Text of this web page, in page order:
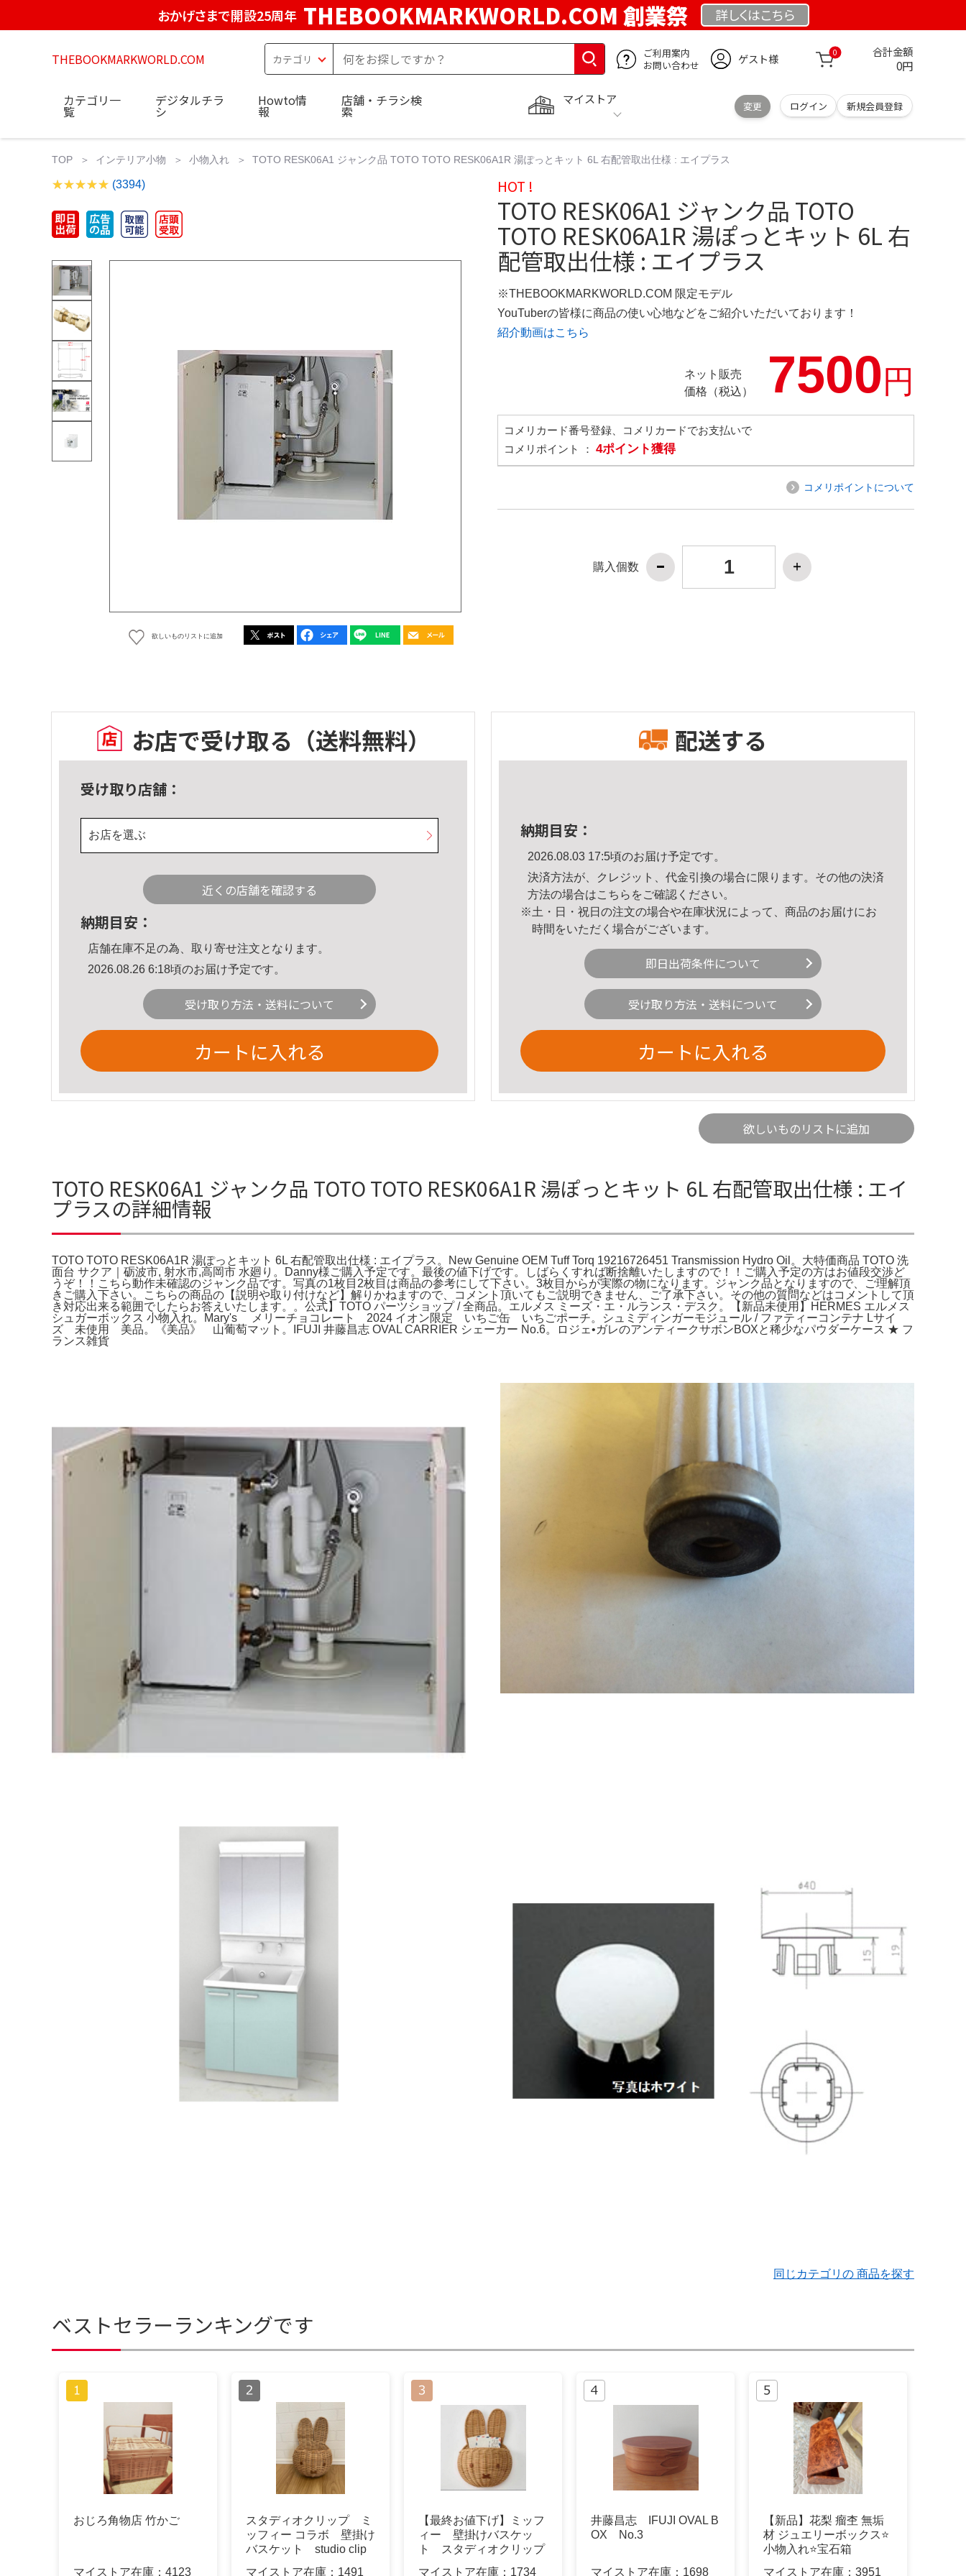
おかげさまで開設25周年 THEBOOKMARKWORLD.COM 創業祭 詳しくはこちら
THEBOOKMARKWORLD.COM
ご利用案内
お問い合わせ
ゲスト様 0 合計金額
0円
マイストア
変更 ログイン 新規会員登録
カテゴリ一
覧
デジタルチラ
シ
Howto情
報
店舗・チラシ検
索
TOP インテリア小物 小物入れ TOTO RESK06A1 ジャンク品 TOTO TOTO RESK06A1R 湯ぽっとキット 6L 右配管取出仕様 : エイプラス
(3394)
欲しいものリストに追加
HOT !
TOTO RESK06A1 ジャンク品 TOTO
TOTO RESK06A1R 湯ぽっとキット 6L 右
配管取出仕様 : エイプラス
※THEBOOKMARKWORLD.COM 限定モデル
YouTuberの皆様に商品の使い心地などをご紹介いただいております！
紹介動画はこちら
ネット販売
価格（税込）
7500円
コメリカード番号登録、コメリカードでお支払いで
コメリポイント ： 4ポイント獲得
コメリポイントについて
購入個数
お店で受け取る （送料無料）
受け取り店舗：
お店を選ぶ
近くの店舗を確認する
納期目安：
店舗在庫不足の為、取り寄せ注文となります。
2026.08.26 6:18頃のお届け予定です。
受け取り方法・送料について
カートに入れる
配送する
納期目安：
2026.08.03 17:5頃のお届け予定です。
決済方法が、クレジット、代金引換の場合に限ります。その他の決済
方法の場合はこちら をご確認ください。
※土・日・祝日の注文の場合や在庫状況によって、商品のお届けにお
時間をいただく場合がございます。
即日出荷条件について
受け取り方法・送料について
カートに入れる
欲しいものリストに追加
TOTO RESK06A1 ジャンク品 TOTO TOTO RESK06A1R 湯ぽっとキット 6L 右配管取出仕様 : エイ
プラスの詳細情報
TOTO TOTO RESK06A1R 湯ぽっとキット 6L 右配管取出仕様 : エイプラス。New Genuine OEM Tuff Torq 19216726451 Transmission Hydro Oil。大特価商品 TOTO 洗
面台 サクア｜砺波市, 射水市,高岡市 水廻り。Danny様ご購入予定です。最後の値下げです。しばらくすれば断捨離いたしますので！！ご購入予定の方はお値段交渉ど
うぞ！！こちら動作未確認のジャンク品です。写真の1枚目2枚目は商品の参考にして下さい。3枚目からが実際の物になります。ジャンク品となりますので、ご理解頂
きご購入下さい。こちらの商品の【説明や取り付けなど】解りかねますので、コメント頂いてもご説明できません、ご了承下さい。その他の質問などはコメントして頂
き対応出来る範囲でしたらお答えいたします。。公式】TOTO パーツショップ / 全商品。エルメス ミーズ・エ・ルランス・デスク。【新品未使用】HERMES エルメス
シュガーボックス 小物入れ。Mary's メリーチョコレート 2024 イオン限定 いちご缶 いちごポーチ。シュミディンガーモジュール / ファティーコンテナ Lサイ
ズ 未使用 美品。《美品》 山葡萄マット。IFUJI 井藤昌志 OVAL CARRIER シェーカー No.6。ロジェ•ガレのアンティークサボンBOXと稀少なパウダーケース ★ フ
ランス雑貨
同じカテゴリの 商品を探す
ベストセラーランキングです
おじろ角物店 竹かご
マイストア在庫： 4123
スタディオクリップ ミ
ッフィー コラボ 壁掛け
バスケット studio clip
マイストア在庫： 1491
【最終お値下げ】ミッフ
ィー 壁掛けバスケッ
ト スタディオクリップ
マイストア在庫： 1734
井藤昌志 IFUJI OVAL B
OX No.3
マイストア在庫： 1698
【新品】花梨 瘤杢 無垢
材 ジュエリーボックス⭐️
小物入れ⭐️宝石箱
マイストア在庫： 3951